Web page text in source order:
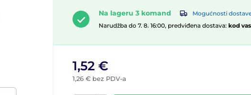
Na lageru 3 komand
Mogućnosti dostave
Narudžba do 7. 8. 16:00, predviđena dostava: kod
1,52 €
1,26 € bez PDV-a